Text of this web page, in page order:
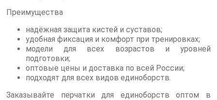
Преимущества
надёжная защита кистей и суставов;
удобная фиксация и комфорт при тренировках;
модели для всех возрастов и уровней
подготовки;
оптовые цены и доставка по всей России;
подходят для всех видов единоборств.
Заказывайте перчатки для единоборств оптом в